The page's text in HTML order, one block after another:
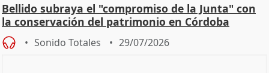
Bellido subraya el "compromiso de la Junta" con
la conservación del patrimonio en Córdoba
Sonido Totales 29/07/2026